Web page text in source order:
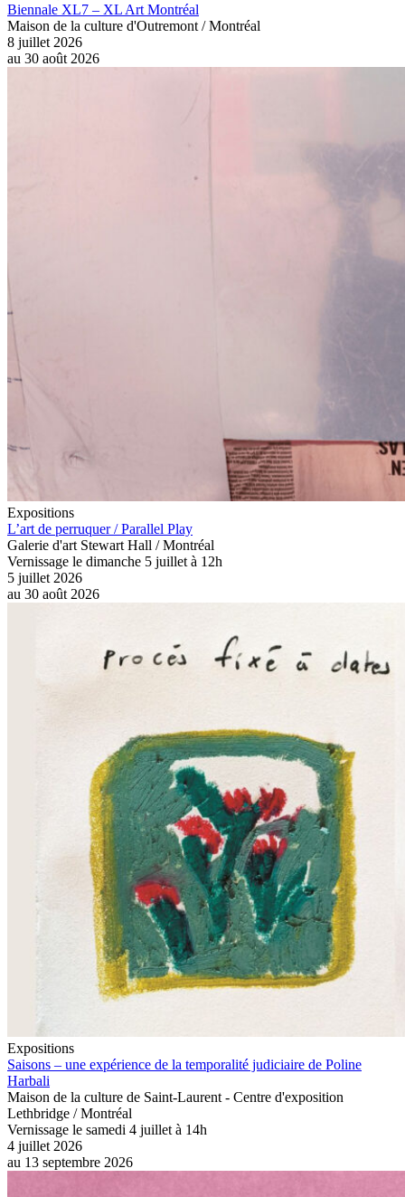
Biennale XL7 – XL Art Montréal
Maison de la culture d'Outremont / Montréal
8 juillet 2026
au 30 août 2026
Expositions
L’art de perruquer / Parallel Play
Galerie d'art Stewart Hall / Montréal
Vernissage le dimanche 5 juillet à 12h
5 juillet 2026
au 30 août 2026
Expositions
Saisons – une expérience de la temporalité judiciaire de Poline
Harbali
Maison de la culture de Saint-Laurent - Centre d'exposition
Lethbridge / Montréal
Vernissage le samedi 4 juillet à 14h
4 juillet 2026
au 13 septembre 2026